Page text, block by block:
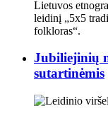
Lietuvos
leidinį „5x5
folkloras“.
Jubiliejinių
sutartinėmis